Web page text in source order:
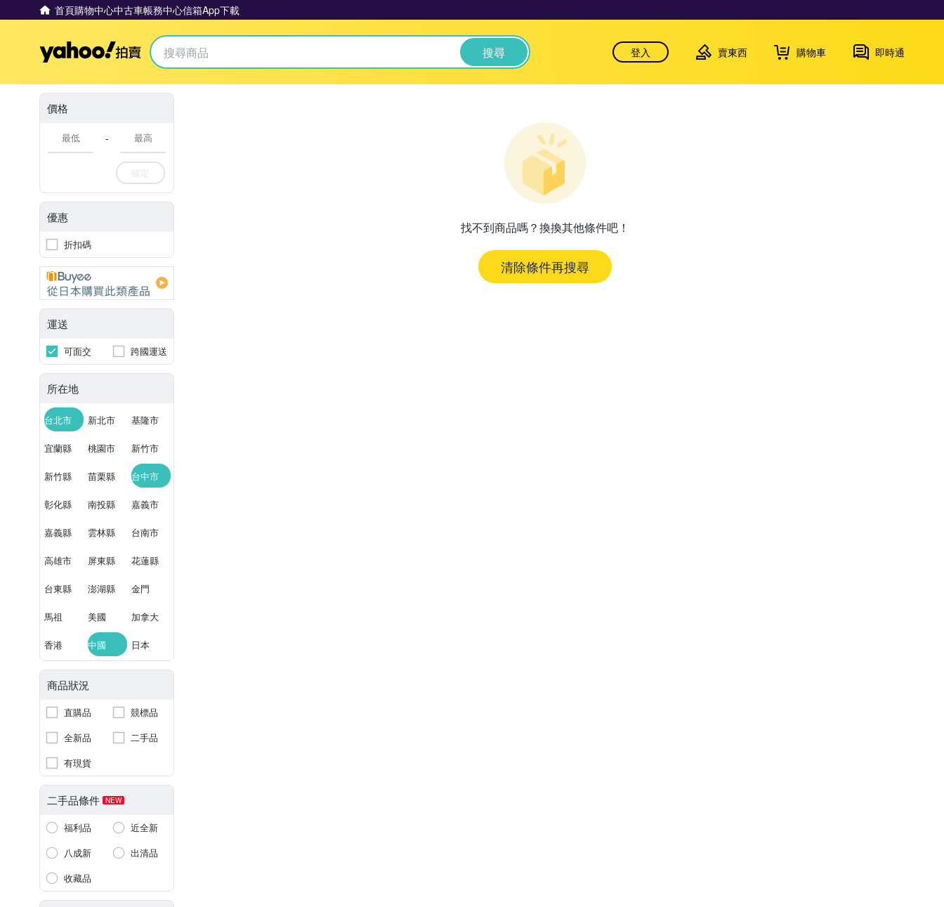
首頁購物中心中古車帳務中心信箱App下載
Yahoo拍賣 搜尋 登入 賣東西 購物車 即時通
價格
-
確定
優惠
折扣碼
運送
可面交 跨國運送
所在地
台北市 新北市 基隆市
宜蘭縣 桃園市 新竹市
新竹縣 苗栗縣 台中市
彰化縣 南投縣 嘉義市
嘉義縣 雲林縣 台南市
高雄市 屏東縣 花蓮縣
台東縣 澎湖縣 金門
馬祖 美國 加拿大
香港 中國 日本
商品狀況
直購品
競標品
全新品
二手品
有現貨
二手品條件 NEW
福利品
近全新
八成新
出清品
收藏品
找不到商品嗎？換換其他條件吧！
清除條件再搜尋